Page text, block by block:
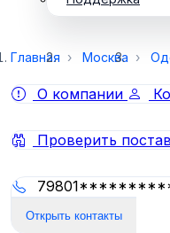
Главная Москва
О компании
Проверить
Открыть контакты